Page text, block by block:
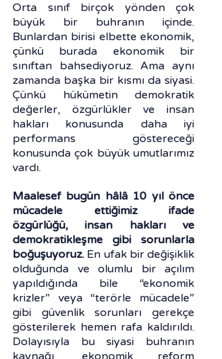
Orta sınıf birçok yönden çok
büyük bir buhranın içinde.
Bunlardan birisi elbette ekonomik,
çünkü burada ekonomik bir
sınıftan bahsediyoruz. Ama aynı
zamanda başka bir kısmı da siyasi.
Çünkü hükümetin demokratik
değerler, özgürlükler ve insan
hakları konusunda daha iyi
performans göstereceği
konusunda çok büyük umutlarımız
vardı.
Maalesef bugün hâlâ 10 yıl önce
mücadele ettiğimiz ifade
özgürlüğü, insan hakları ve
demokratikleşme gibi sorunlarla
boğuşuyoruz. En ufak bir değişiklik
olduğunda ve olumlu bir açılım
yapıldığında bile “ekonomik
krizler” veya “terörle mücadele”
gibi güvenlik sorunları gerekçe
gösterilerek hemen rafa kaldırıldı.
Dolayısıyla bu siyasi buhranın